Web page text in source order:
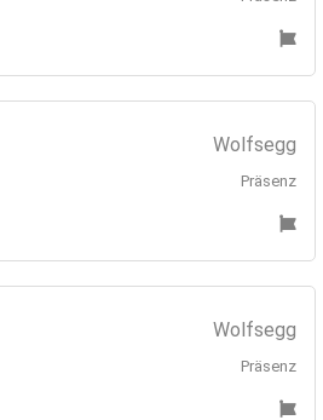
Wolfsegg
Präsenz
Wolfsegg
Präsenz